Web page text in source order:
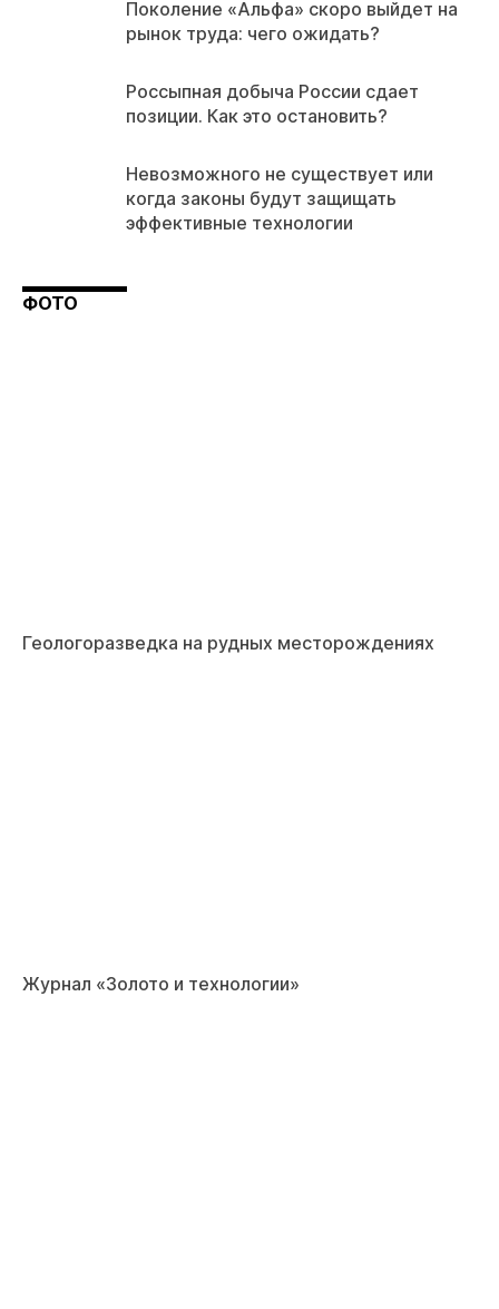
Поколение «Альфа» скоро выйдет на
рынок труда: чего ожидать?
Россыпная добыча России сдает
позиции. Как это остановить?
Невозможного не существует или
когда законы будут защищать
эффективные технологии
ФОТО
Геологоразведка на рудных месторождениях
Журнал «Золото и технологии»